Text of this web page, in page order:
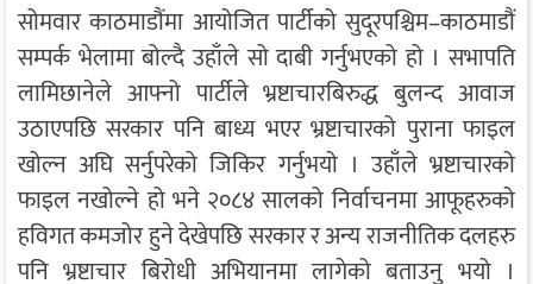
सोमवार काठमाडौंमा आयोजित पार्टीको सुदूरपश्चिम–काठमाडौं
सम्पर्क भेलामा बोल्दै उहाँले सो दाबी गर्नुभएको हो । सभापति
लामिछानेले आफ्नो पार्टीले भ्रष्टाचारबिरुद्ध बुलन्द आवाज
उठाएपछि सरकार पनि बाध्य भएर भ्रष्टाचारको पुराना फाइल
खोल्न अघि सर्नुपरेको जिकिर गर्नुभयो । उहाँले भ्रष्टाचारको
फाइल नखोल्ने हो भने २०८४ सालको निर्वाचनमा आफूहरुको
हविगत कमजोर हुने देखेपछि सरकार र अन्य राजनीतिक दलहरु
पनि भ्रष्टाचार बिरोधी अभियानमा लागेको बताउनु भयो ।